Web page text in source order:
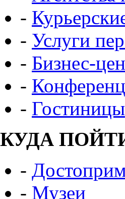
-
- Услуги
- Бизнес-
-
- Гостиницы
КУДА
-
- Музеи